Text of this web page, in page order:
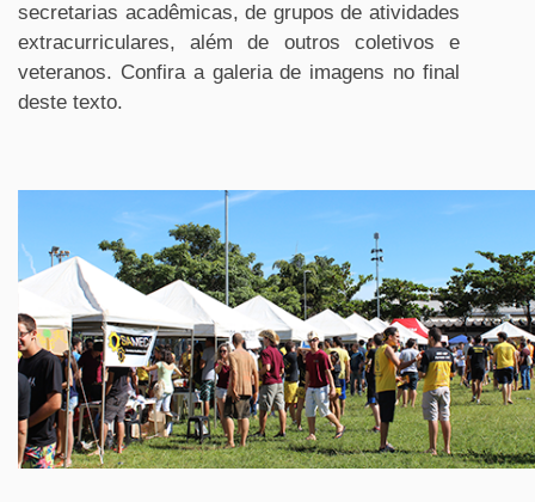
secretarias acadêmicas, de grupos de atividades
extracurriculares, além de outros coletivos e
veteranos. Confira a galeria de imagens no final
deste texto.